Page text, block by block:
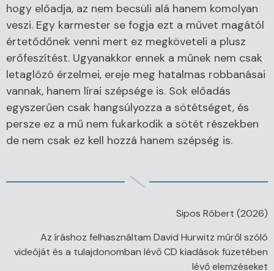
hogy előadja, az nem becsüli alá hanem komolyan
veszi. Egy karmester se fogja ezt a művet magától
értetődőnek venni mert ez megköveteli a plusz
erőfeszítést. Ugyanakkor ennek a műnek nem csak
letaglózó érzelmei, ereje meg hatalmas robbanásai
vannak, hanem lírai szépsége is. Sok előadás
egyszerűen csak hangsúlyozza a sötétséget, és
persze ez a mű nem fukarkodik a sötét részekben
de nem csak ez kell hozzá hanem szépség is.
Sipos Róbert (2026)
Az íráshoz felhasználtam David Hurwitz műről szóló
videóját és a tulajdonomban lévő CD kiadások füzetében
lévő elemzéseket